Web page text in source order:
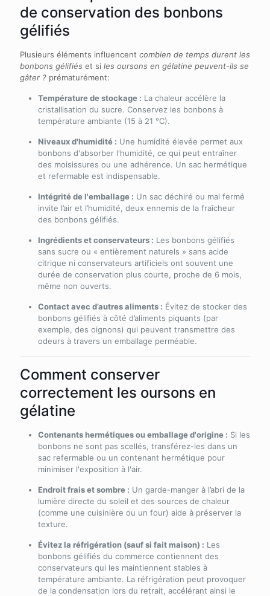
de conservation des bonbons
gélifiés
Plusieurs éléments influencent combien de temps durent les
bonbons gélifiés et si les oursons en gélatine peuvent-ils se
gâter ? prématurément:
Température de stockage : La chaleur accélère la
cristallisation du sucre. Conservez les bonbons à
température ambiante (15 à 21 °C).
Niveaux d'humidité : Une humidité élevée permet aux
bonbons d'absorber l'humidité, ce qui peut entraîner
des moisissures ou une adhérence. Un sac hermétique
et refermable est indispensable.
Intégrité de l'emballage : Un sac déchiré ou mal fermé
invite l’air et l’humidité, deux ennemis de la fraîcheur
des bonbons gélifiés.
Ingrédients et conservateurs : Les bonbons gélifiés
sans sucre ou « entièrement naturels » sans acide
citrique ni conservateurs artificiels ont souvent une
durée de conservation plus courte, proche de 6 mois,
même non ouverts.
Contact avec d’autres aliments : Évitez de stocker des
bonbons gélifiés à côté d’aliments piquants (par
exemple, des oignons) qui peuvent transmettre des
odeurs à travers un emballage perméable.
Comment conserver
correctement les oursons en
gélatine
Contenants hermétiques ou emballage d'origine : Si les
bonbons ne sont pas scellés, transférez-les dans un
sac refermable ou un contenant hermétique pour
minimiser l'exposition à l'air.
Endroit frais et sombre : Un garde-manger à l’abri de la
lumière directe du soleil et des sources de chaleur
(comme une cuisinière ou un four) aide à préserver la
texture.
Évitez la réfrigération (sauf si fait maison) : Les
bonbons gélifiés du commerce contiennent des
conservateurs qui les maintiennent stables à
température ambiante. La réfrigération peut provoquer
de la condensation lors du retrait, accélérant ainsi le